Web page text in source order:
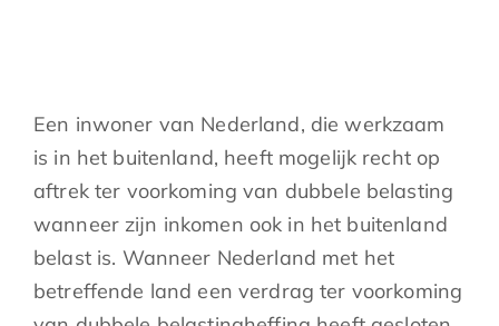
Een inwoner van Nederland, die werkzaam
is in het buitenland, heeft mogelijk recht op
aftrek ter voorkoming van dubbele belasting
wanneer zijn inkomen ook in het buitenland
belast is. Wanneer Nederland met het
betreffende land een verdrag ter voorkoming